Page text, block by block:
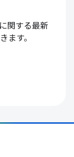
関する最新
ます。